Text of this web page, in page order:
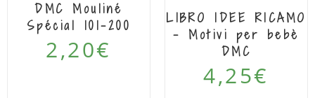
DMC Mouliné
Spécial 101-200
2,20€
LIBRO IDEE RICAMO
– Motivi per bebè
DMC
4,25€